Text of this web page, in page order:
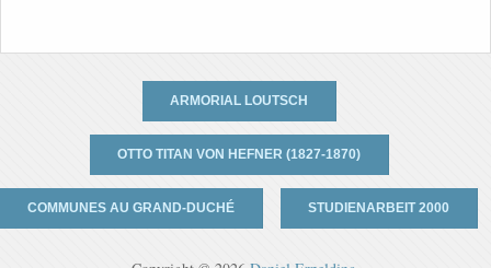
ARMORIAL LOUTSCH
OTTO TITAN VON HEFNER (1827-1870)
COMMUNES AU GRAND-DUCHÉ STUDIENARBEIT 2000